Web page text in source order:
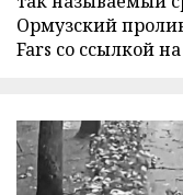
Ормузский
Fars со ссылкой